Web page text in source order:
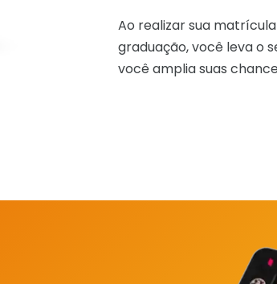
Ao realizar sua
graduação, você leva o
você amplia suas